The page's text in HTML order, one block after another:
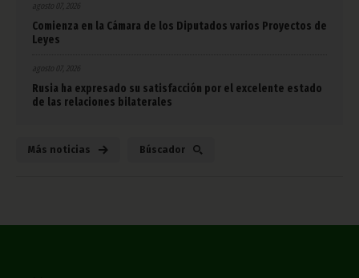
agosto 07, 2026
Comienza en la Cámara de los Diputados varios Proyectos de
Leyes
agosto 07, 2026
Rusia ha expresado su satisfacción por el excelente estado
de las relaciones bilaterales
Más noticias Búscador